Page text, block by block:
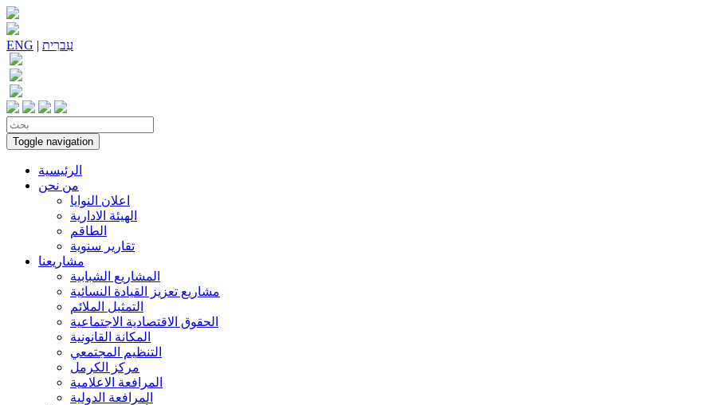
ENG | עִברִית
Toggle navigation
الرئيسية
من نحن
اعلان النوايا
الهيئة الادارية
الطاقم
تقارير سنوية
مشاريعنا
المشاريع الشبابية
مشاريع تعزيز القيادة النسائية
التمثيل الملائم
الحقوق الاقتصادية الاجتماعية
المكانة القانونية
التنظيم المجتمعي
مركز الكرمل
المرافعة الاعلامية
المرافعة الدولية